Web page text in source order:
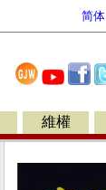
简体
維權